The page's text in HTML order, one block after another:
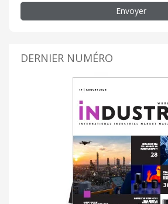
Envoyer
DERNIER NUMÉRO